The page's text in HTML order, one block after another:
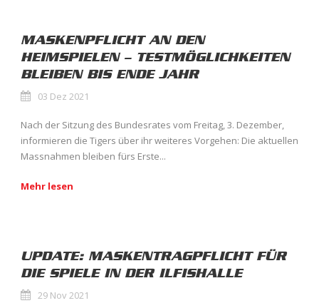
MASKENPFLICHT AN DEN
HEIMSPIELEN – TESTMÖGLICHKEITEN
BLEIBEN BIS ENDE JAHR
03 Dez 2021
Nach der Sitzung des Bundesrates vom Freitag, 3. Dezember,
informieren die Tigers über ihr weiteres Vorgehen: Die aktuellen
Massnahmen bleiben fürs Erste...
Mehr lesen
UPDATE: MASKENTRAGPFLICHT FÜR
DIE SPIELE IN DER ILFISHALLE
29 Nov 2021